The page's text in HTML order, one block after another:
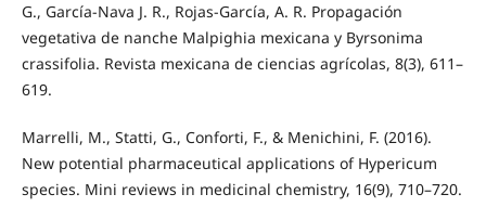
G., García-Nava J. R., Rojas-García, A. R. Propagación
vegetativa de nanche Malpighia mexicana y Byrsonima
crassifolia. Revista mexicana de ciencias agrícolas, 8(3), 611–
619.
Marrelli, M., Statti, G., Conforti, F., & Menichini, F. (2016).
New potential pharmaceutical applications of Hypericum
species. Mini reviews in medicinal chemistry, 16(9), 710–720.